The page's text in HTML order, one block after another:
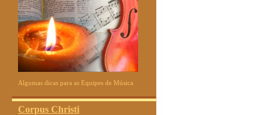
Algumas dicas para as Equipes de Música
Corpus Christi